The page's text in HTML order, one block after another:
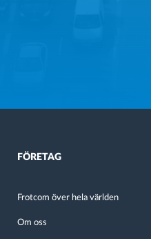
FÖRETAG
Frotcom över hela världen
Om oss